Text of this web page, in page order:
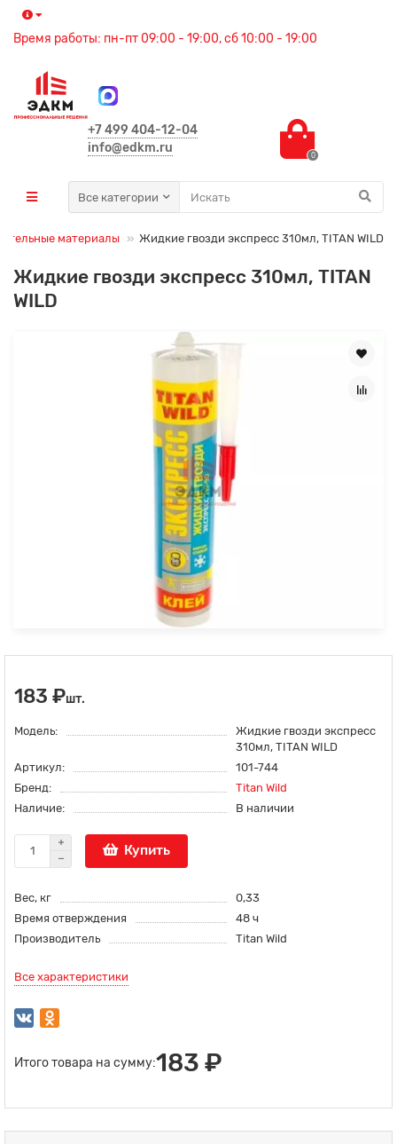
Время работы: пн-пт 09:00 - 19:00, сб 10:00 - 19:00
+7 499 404-12-04
info@edkm.ru
0
Все категории
материалы Жидкие гвозди экспресс 310мл, TITAN WILD
Жидкие гвозди экспресс 310мл, TITAN
WILD
183 ₽шт.
Модель:
Жидкие гвозди экспресс
310мл, TITAN WILD
Артикул:
101-744
Бренд:
Titan Wild
Наличие:
В наличии
Купить
Вес, кг
0,33
Время отверждения
48 ч
Производитель
Titan Wild
Все характеристики
Итого товара на сумму:183 ₽